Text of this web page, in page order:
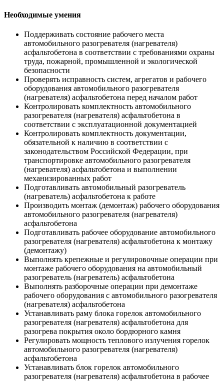
Необходимые умения
Поддерживать состояние рабочего места
автомобильного разогревателя (нагревателя)
асфальтобетона в соответствии с требованиями охраны
труда, пожарной, промышленной и экологической
безопасности
Проверять исправность систем, агрегатов и рабочего
оборудования автомобильного разогревателя
(нагревателя) асфальтобетона перед началом работ
Контролировать комплектность автомобильного
разогревателя (нагревателя) асфальтобетона в
соответствии с эксплуатационной документацией
Контролировать комплектность документации,
обязательной к наличию в соответствии с
законодательством Российской Федерации, при
транспортировке автомобильного разогревателя
(нагревателя) асфальтобетона и выполнении
механизированных работ
Подготавливать автомобильный разогреватель
(нагреватель) асфальтобетона к работе
Производить монтаж (демонтаж) рабочего оборудования
автомобильного разогревателя (нагревателя)
асфальтобетона
Подготавливать рабочее оборудование автомобильного
разогревателя (нагревателя) асфальтобетона к монтажу
(демонтажу)
Выполнять крепежные и регулировочные операции при
монтаже рабочего оборудования на автомобильный
разогреватель (нагреватель) асфальтобетона
Выполнять разборочные операции при демонтаже
рабочего оборудования с автомобильного разогревателя
(нагревателя) асфальтобетона
Устанавливать раму блока горелок автомобильного
разогревателя (нагревателя) асфальтобетона для
разогрева покрытия около бордюрного камня
Регулировать мощность теплового излучения горелок
автомобильного разогревателя (нагревателя)
асфальтобетона
Устанавливать блок горелок автомобильного
разогревателя (нагревателя) асфальтобетона в рабочее